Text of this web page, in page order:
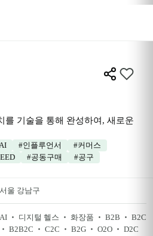
를 기술을 통해 완성하여, 새로운
#인플루언서 #커머스
#공동구매 #공구
서울 강남구
AI ‧ 디지털 헬스 ‧ 화장품 ‧ B2B ‧ B2C
‧ B2B2C ‧ C2C ‧ B2G ‧ O2O ‧ D2C